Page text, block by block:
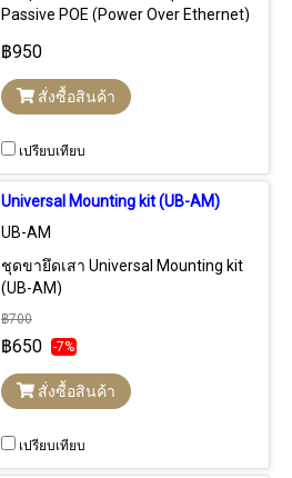
Passive POE (Power Over Ethernet)
สำหรับจ่ายไฟฟ้าให้กับอุปกรณ์ที่ใช้
POE ขนาด 48 VDC 24W รวมถึง ใช้
POE มาตรฐาน 802.3af
฿950
สั่งซื้อสินค้า
เปรียบเทียบ
Universal Mounting kit (UB-AM)
UB-AM
ชุดขายึดเสา Universal Mounting kit
(UB-AM)
฿700
฿650 -7%
สั่งซื้อสินค้า
เปรียบเทียบ